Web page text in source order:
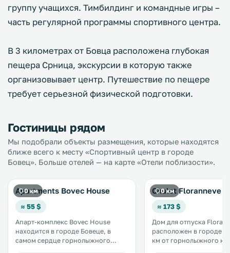
группу учащихся. Тимбилдинг и командные игры –
часть регулярной программы спортивного центра.
В 3 километрах от Бовца расположена глубокая
пещера Срница, экскурсии в которую также
организовывает центр. Путешествие по пещере
требует серьезной физической подготовки.
Гостиницы рядом
Мы подобрали объекты размещения, которые находятся
ближе всего к месту «Спортивный центр в городе
Бовец». Больше отелей — на карте «Отели поблизости».
0 км
Apartments Bovec House
≈ 55 $
Апарт-комплекс Bovec House
находится в городе Бовеце, в
самом сердце горнолыжного
0 км
Chalet Floranneve
≈ 173 $
Дом для отпуска
расположен в городе
км от горнолыжного